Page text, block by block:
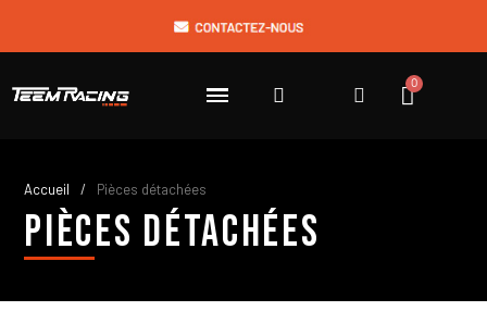
Accueil Pièces détachées
Pièces détachées